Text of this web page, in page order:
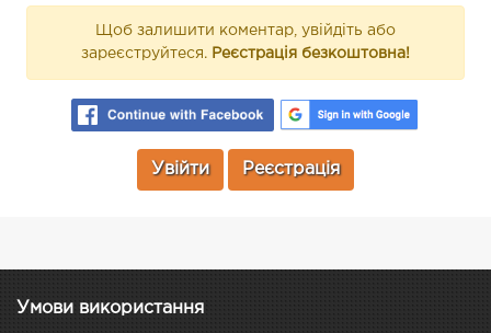
Щоб залишити коментар, увійдіть або
зареєструйтеся. Реєстрація безкоштовна!
Увійти Реєстрація
Умови використання